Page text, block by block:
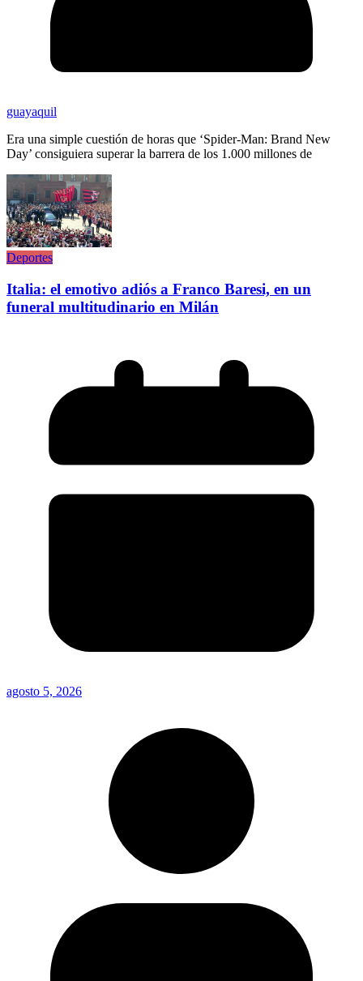
guayaquil
Era una simple cuestión de horas que ‘Spider-Man: Brand New
Day’ consiguiera superar la barrera de los 1.000 millones de
Deportes
Italia: el emotivo adiós a Franco Baresi, en un
funeral multitudinario en Milán
agosto 5, 2026